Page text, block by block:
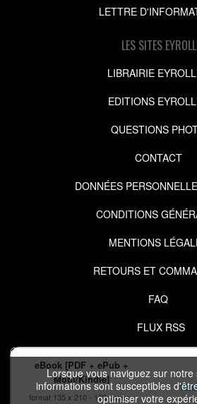
Lorsque vous naviguez sur
informations sont susceptibles
optimiser votre
eBook [PDF + ePub +
Mobi/Kindle]
format 135 x 210 176 pages
LETTRE
LES SITES
LIBRAIRIE
EDITIONS
QUESTIONS
CONTACT
DONNÉES
CONDITIONS
MENTIONS
RETOURS ET
FAQ
FLUX RSS